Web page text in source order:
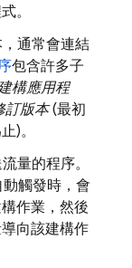
。
通常會連結
包含許多子
構應用程
訂版本(最初
)。
量的程序。
觸發時，會
作業，然後
向該建構作